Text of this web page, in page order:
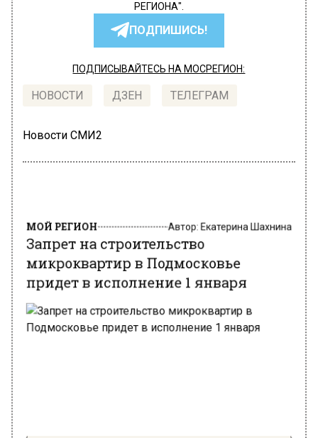
РЕГИОНА".
ПОДПИШИСЬ!
ПОДПИСЫВАЙТЕСЬ НА МОСРЕГИОН:
НОВОСТИ ДЗЕН ТЕЛЕГРАМ
Новости СМИ2
Запрет на строительство
микроквартир в Подмосковье
придет в исполнение 1 января